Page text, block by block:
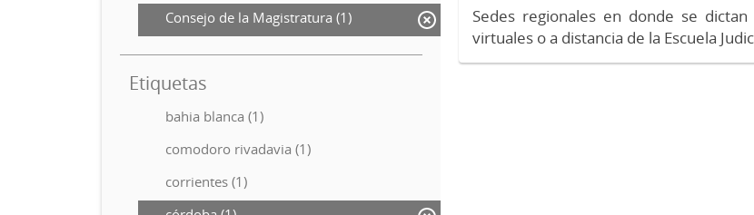
Consejo de la Magistratura (1)
Etiquetas
bahia blanca (1)
comodoro rivadavia (1)
corrientes (1)
Sedes regionales en donde se dictan
virtuales o a distancia de la Escuela